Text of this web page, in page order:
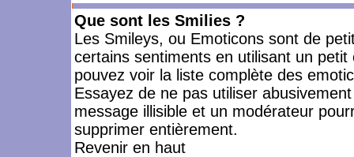
Que sont les Smilies ?
Les Smileys, ou Emoticons sont de
certains sentiments en utilisant un
pouvez voir la liste complète des
Essayez de ne pas utiliser
message illisible et un modérateur
supprimer entièrement.
Revenir en haut